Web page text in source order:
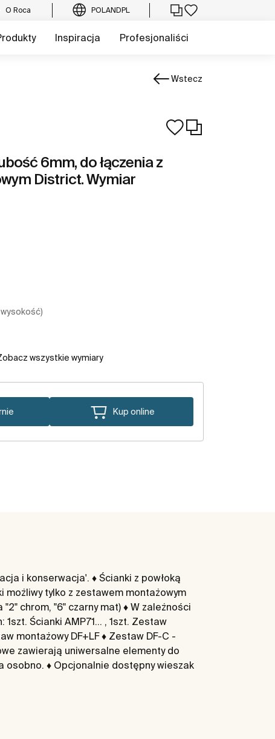
O Roca POLANDPL
Inspiracja Profesjonaliści
Wstecz
6mm, do łączenia z
District. Wymiar
wszystkie wymiary
Kup online
i konserwacja'. ♦ Ścianki z powłoką
tylko z zestawem montażowym
chrom, "6" czarny mat) ♦ W zależności
Ścianki AMP71... , 1szt. Zestaw
montażowy DF+LF ♦ Zestaw DF-C -
zawierają uniwersalne elementy do
osobno. ♦ Opcjonalnie dostępny wieszak